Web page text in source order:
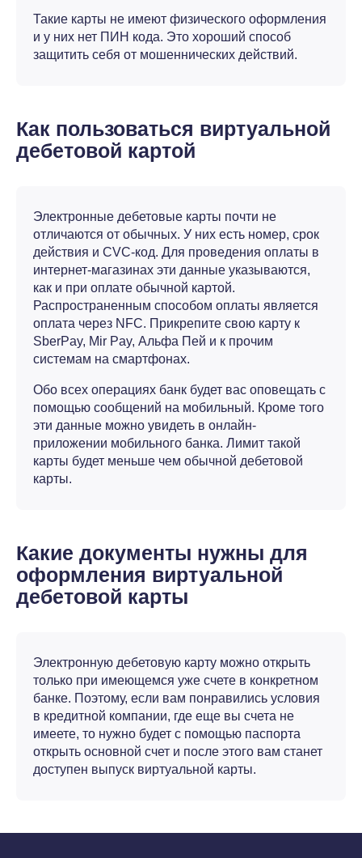
Такие карты не имеют физического оформления
и у них нет ПИН кода. Это хороший способ
защитить себя от мошеннических действий.
Как пользоваться виртуальной
дебетовой картой
Электронные дебетовые карты почти не
отличаются от обычных. У них есть номер, срок
действия и CVC-код. Для проведения оплаты в
интернет-магазинах эти данные указываются,
как и при оплате обычной картой.
Распространенным способом оплаты является
оплата через NFC. Прикрепите свою карту к
SberPay, Mir Pay, Альфа Пей и к прочим
системам на смартфонах.
Обо всех операциях банк будет вас оповещать с
помощью сообщений на мобильный. Кроме того
эти данные можно увидеть в онлайн-
приложении мобильного банка. Лимит такой
карты будет меньше чем обычной дебетовой
карты.
Какие документы нужны для
оформления виртуальной
дебетовой карты
Электронную дебетовую карту можно открыть
только при имеющемся уже счете в конкретном
банке. Поэтому, если вам понравились условия
в кредитной компании, где еще вы счета не
имеете, то нужно будет с помощью паспорта
открыть основной счет и после этого вам станет
доступен выпуск виртуальной карты.